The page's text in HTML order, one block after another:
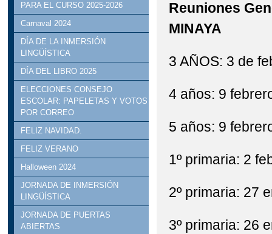
PARA EL CURSO 2025-2026
Carnaval 2024
DÍA DE LA INMERSIÓN
LINGÜÍSTICA
DÍA DEL LIBRO 2025
ELECCIONES CONSEJO
ESCOLAR: PAPELETAS Y VOTOS
POR CORREO
FELIZ NAVIDAD.
FELIZ VERANO
Halloween 2024
JORNADA DE INMERSIÓN
LINGÜÍSTICA
JORNADA DE PUERTAS
ABIERTAS
Reuniones
MINAYA
3 AÑOS: 3 de
4 años: 9
5 años: 9
1º primaria: 2
2º primaria: 27
3º primaria: 26